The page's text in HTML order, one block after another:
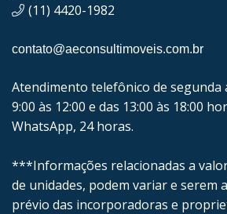
(11) 4420-1982
contato@aeconsultimoveis.com.br
Atendimento telefônico de segunda
9:00 às 12:00 e das 13:00 às 18:00
WhatsApp, 24 horas.
***Informações relacionadas a
de unidades, podem variar e serem
prévio das incorporadoras e